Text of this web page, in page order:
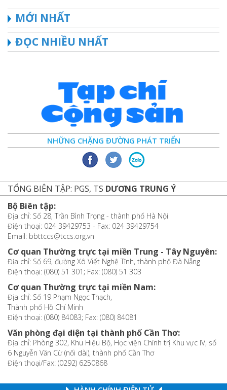
MỚI NHẤT
ĐỌC NHIỀU NHẤT
NHỮNG CHẶNG ĐƯỜNG PHÁT TRIỂN
TỔNG BIÊN TẬP: PGS, TS DƯƠNG TRUNG Ý
Bộ Biên tập:
Địa chỉ: Số 28, Trần Bình Trọng - thành phố Hà Nội
Điện thoại: 024 39429753 - Fax: 024 39429754
Email: bbttccs@tccs.org.vn
Cơ quan Thường trực tại miền Trung - Tây Nguyên:
Địa chỉ: Số 69, đường Xô Viết Nghệ Tĩnh, thành phố Đà Nẵng
Điện thoại: (080) 51 301; Fax: (080) 51 303
Cơ quan Thường trực tại miền Nam:
Địa chỉ: Số 19 Phạm Ngọc Thạch,
Thành phố Hồ Chí Minh
Điện thoại: (080) 84083; Fax: (080) 84081
Văn phòng đại diện tại thành phố Cần Thơ:
Địa chỉ: Phòng 302, Khu Hiệu Bộ, Học viện Chính trị Khu vực IV, số
6 Nguyễn Văn Cừ (nối dài), thành phố Cần Thơ
Điện thoại/Fax: (0292) 6250868